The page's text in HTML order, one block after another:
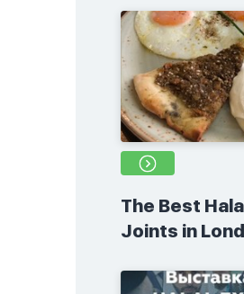
The Best
Joints in